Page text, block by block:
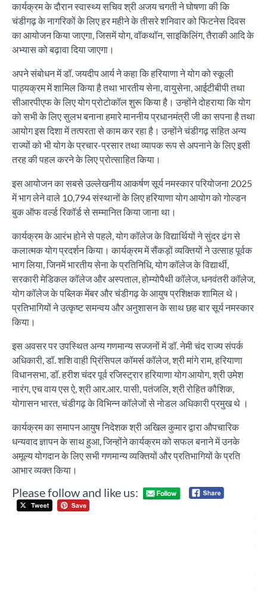
कार्यक्रम के दौरान स्वास्थ्य सचिव श्री अजय चगती ने घोषणा की कि
चंडीगढ़ के नागरिकों के लिए हर महीने के तीसरे शनिवार को फिटनेस दिवस
का आयोजन किया जाएगा, जिसमें योग, वॉकथॉन, साइकिलिंग, तैराकी आदि के
अभ्यास को बढ़ावा दिया जाएगा।
अपने संबोधन में डॉ. जयदीप आर्य ने कहा कि हरियाणा ने योग को स्कूली
पाठ्यक्रम में शामिल किया है तथा भारतीय सेना, वायुसेना, आईटीबीपी तथा
सीआरपीएफ के लिए योग प्रोटोकॉल शुरू किया है। उन्होंने दोहराया कि योग
को सभी के लिए सुलभ बनाना हमारे माननीय प्रधानमंत्री जी का सपना है तथा
आयोग इस दिशा में तत्परता से काम कर रहा है। उन्होंने चंडीगढ़ सहित अन्य
राज्यों को भी योग के प्रचार-प्रसार तथा व्यापक रूप से अपनाने के लिए इसी
तरह की पहल करने के लिए प्रोत्साहित किया।
इस आयोजन का सबसे उल्लेखनीय आकर्षण सूर्य नमस्कार परियोजना 2025
में भाग लेने वाले 10,794 संस्थानों के लिए हरियाणा योग आयोग को गोल्डन
बुक ऑफ वर्ल्ड रिकॉर्ड से सम्मानित किया जाना था।
कार्यक्रम के आरंभ होने से पहले, योग कॉलेज के विद्यार्थियों ने सुंदर ढंग से
कलात्मक योग प्रदर्शन किया। कार्यक्रम में सैंकड़ों व्यक्तियों ने उत्साह पूर्वक
भाग लिया, जिनमें भारतीय सेना के प्रतिनिधि, योग कॉलेज के विद्यार्थी,
सरकारी मेडिकल कॉलेज और अस्पताल, होम्योपैथी कॉलेज, धनवंतरी कॉलेज,
योग कॉलेज के पब्लिक मेंबर और चंडीगढ़ के आयुष प्रशिक्षक शामिल थे।
प्रतिभागियों ने उत्कृष्ट समन्वय और अनुशासन के साथ छह बार सूर्य नमस्कार
किया।
इस अवसर पर उपस्थित अन्य गणमान्य सज्जनों में डॉ. नेमी चंद राज्य संपर्क
अधिकारी, डॉ. शशि वाही प्रिंसिपल कॉमर्स कॉलेज, श्री मांगे राम, हरियाणा
विधानसभा, डॉ. हरीश चंदर पूर्व रजिस्ट्रार हरियाणा योग आयोग, श्री उमेश
नारंग, एच वाय एस ऐ, श्री आर.आर. पासी, पतंजलि, श्री रोहित कौशिक,
योगासन भारत, चंडीगढ़ के विभिन्न कॉलेजों से नोडल अधिकारी प्रमुख थे ।
कार्यक्रम का समापन आयुष निदेशक श्री अखिल कुमार द्वारा औपचारिक
धन्यवाद ज्ञापन के साथ हुआ, जिन्होंने कार्यक्रम को सफल बनाने में उनके
अमूल्य योगदान के लिए सभी गणमान्य व्यक्तियों और प्रतिभागियों के प्रति
आभार व्यक्त किया।
Please follow and like us:
Post